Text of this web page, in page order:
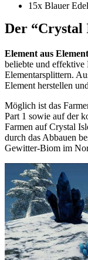
15x Blauer
Der “Crystal
Element aus
beliebte und effektive
Elementarsplittern.
Element herstellen
Möglich ist das
Part 1 sowie auf der
Farmen auf Crystal
durch das Abbauen
Gewitter-Biom im